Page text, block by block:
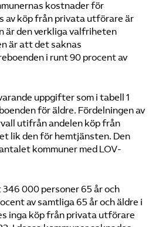
kostnader för
av köp från privata utförare är
är den verkliga valfriheten
är att det saknas
i runt 90 procent av
uppgifter som i tabell 1
för äldre. Fördelningen av
utifrån andelen köp från
lik den för hemtjänsten. Den
kommuner med LOV-
000 personer 65 år och
av samtliga 65 år och äldre i
inga köp från privata utförare